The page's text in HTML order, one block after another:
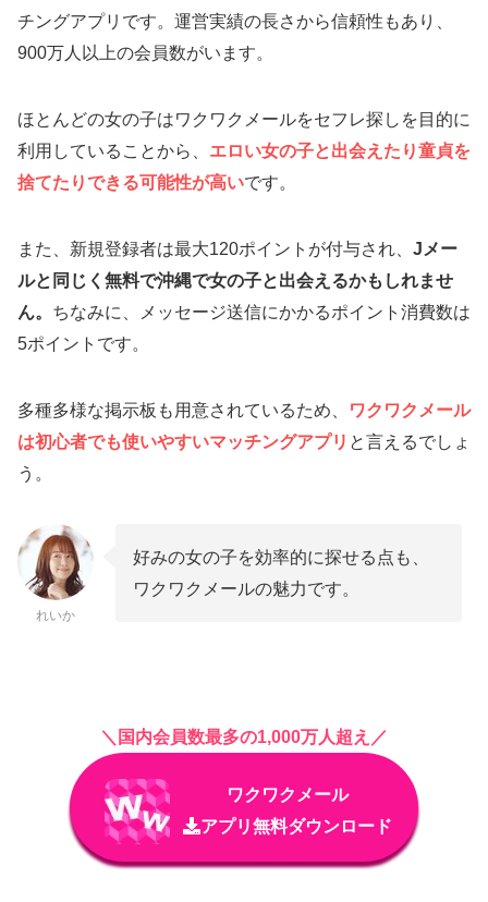
チングアプリです。運営実績の長さから信頼性もあり、
900万人以上の会員数がいます。
ほとんどの女の子はワクワクメールをセフレ探しを目的に
利用していることから、 エロい女の子と出会えたり童貞を
捨てたりできる可能性が高いです。
また、新規登録者は最大120ポイントが付与され、 Jメー
ルと同じく無料で沖縄で女の子と出会えるかもしれませ
ん。 ちなみに、メッセージ送信にかかるポイント消費数は
5ポイントです。
多種多様な掲示板も用意されているため、
ワクワクメール
は初心者でも使いやすいマッチングアプリ と言えるでしょ
う。
れいか
好みの女の子を効率的に探せる点も、
ワクワクメールの魅力です。
＼国内会員数最多の1,000万人超え／
ワクワクメール
アプリ無料ダウンロード